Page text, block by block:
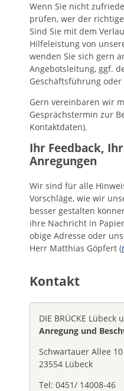
Wenn Sie nicht
prüfen, wer der
Sind Sie mit dem
Hilfeleistung von
wenden Sie sich gern
Angebotsleitung, ggf.
Geschäftsführung
Gern vereinbaren wir
Gesprächstermin zur
Kontaktdaten).
Ihr Feedback,
Anregungen
Wir sind für alle
Vorschläge, wie wir
besser gestalten
ihre Nachricht in
obige Adresse oder
Herr Matthias Göpfert (
Kontakt
DIE BRÜCKE
Anregung und
Schwartauer Allee 10
23554 Lübeck
Tel: 0451/ 14008-46